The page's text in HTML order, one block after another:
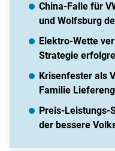
China-Falle für
und Wolfsburg
Elektro-Wette
Strategie
Krisenfester als
Familie
Preis-Leistungs-
der bessere